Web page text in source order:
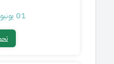
01 يونيو 2023م